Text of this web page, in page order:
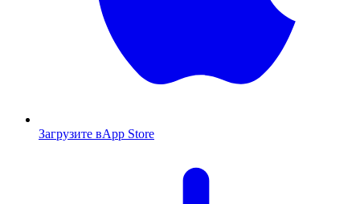
Загрузите вApp Store